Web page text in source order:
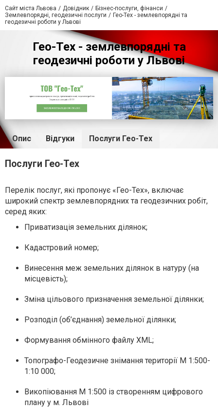
Сайт міста Львова Довідник
Бізнес-послуги, фінанси
Землевпорядні, геодезичні послуги
Гео-Тех - землевпорядні та
геодезичні роботи у Львові
Гео-Тех - землевпорядні та
геодезичні роботи у Львові
Опис Відгуки Послуги Гео-Тех
Послуги Гео-Тех
Перелік послуг, які пропонує «Гео-Тех», включає
широкий спектр землевпорядних та геодезичних робіт,
серед яких:
Приватизація земельних ділянок;
Кадастровий номер;
Винесення меж земельних ділянок в натуру (на
місцевість);
Зміна цільового призначення земельної ділянки;
Розподіл (об’єднання) земельної ділянки;
Формування обмінного файлу XML;
Топографо-Геодезичне знімання території М 1:500-
1:10 000;
Викопіювання М 1:500 із створенням цифрового
плану у м. Львові